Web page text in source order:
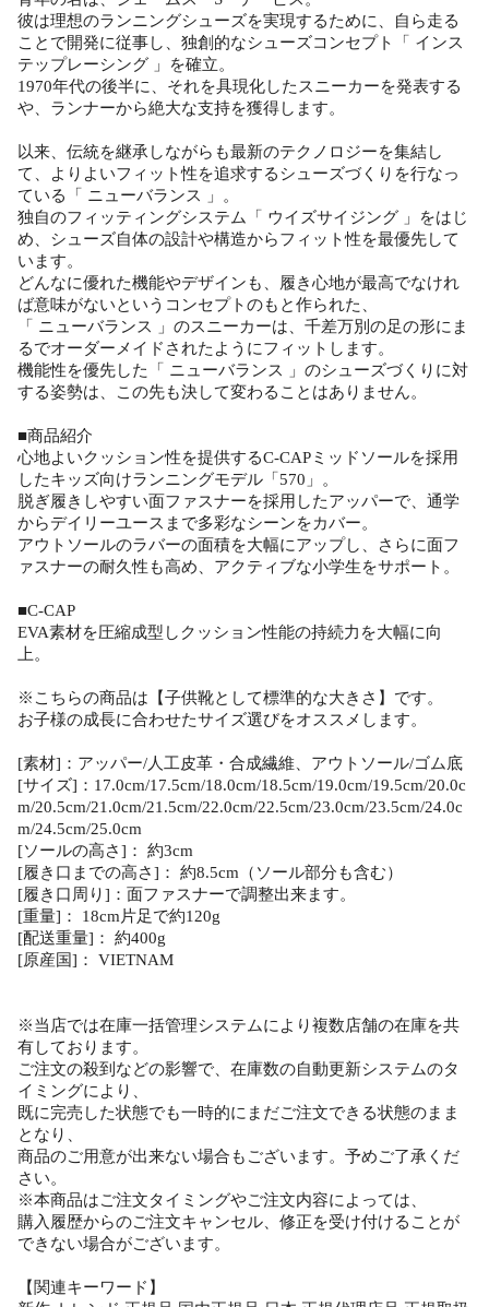
彼は理想のランニングシューズを実現するために、自ら走る
ことで開発に従事し、独創的なシューズコンセプト「 インス
テップレーシング 」を確立。
1970年代の後半に、それを具現化したスニーカーを発表する
や、ランナーから絶大な支持を獲得します。
以来、伝統を継承しながらも最新のテクノロジーを集結し
て、よりよいフィット性を追求するシューズづくりを行なっ
ている「 ニューバランス 」。
独自のフィッティングシステム「 ウイズサイジング 」をはじ
め、シューズ自体の設計や構造からフィット性を最優先して
います。
どんなに優れた機能やデザインも、履き心地が最高でなけれ
ば意味がないというコンセプトのもと作られた、
「 ニューバランス 」のスニーカーは、千差万別の足の形にま
るでオーダーメイドされたようにフィットします。
機能性を優先した「 ニューバランス 」のシューズづくりに対
する姿勢は、この先も決して変わることはありません。
■商品紹介
心地よいクッション性を提供するC-CAPミッドソールを採用
したキッズ向けランニングモデル「570」。
脱ぎ履きしやすい面ファスナーを採用したアッパーで、通学
からデイリーユースまで多彩なシーンをカバー。
アウトソールのラバーの面積を大幅にアップし、さらに面フ
ァスナーの耐久性も高め、アクティブな小学生をサポート。
■C-CAP
EVA素材を圧縮成型しクッション性能の持続力を大幅に向
上。
※こちらの商品は【子供靴として標準的な大きさ】です。
お子様の成長に合わせたサイズ選びをオススメします。
[素材]：アッパー/人工皮革・合成繊維、アウトソール/ゴム底
[サイズ]：17.0cm/17.5cm/18.0cm/18.5cm/19.0cm/19.5cm/20.0c
m/20.5cm/21.0cm/21.5cm/22.0cm/22.5cm/23.0cm/23.5cm/24.0c
m/24.5cm/25.0cm
[ソールの高さ]： 約3cm
[履き口までの高さ]： 約8.5cm（ソール部分も含む）
[履き口周り]：面ファスナーで調整出来ます。
[重量]： 18cm片足で約120g
[配送重量]： 約400g
[原産国]： VIETNAM
※当店では在庫一括管理システムにより複数店舗の在庫を共
有しております。
ご注文の殺到などの影響で、在庫数の自動更新システムのタ
イミングにより、
既に完売した状態でも一時的にまだご注文できる状態のまま
となり、
商品のご用意が出来ない場合もございます。予めご了承くだ
さい。
※本商品はご注文タイミングやご注文内容によっては、
購入履歴からのご注文キャンセル、修正を受け付けることが
できない場合がございます。
【関連キーワード】